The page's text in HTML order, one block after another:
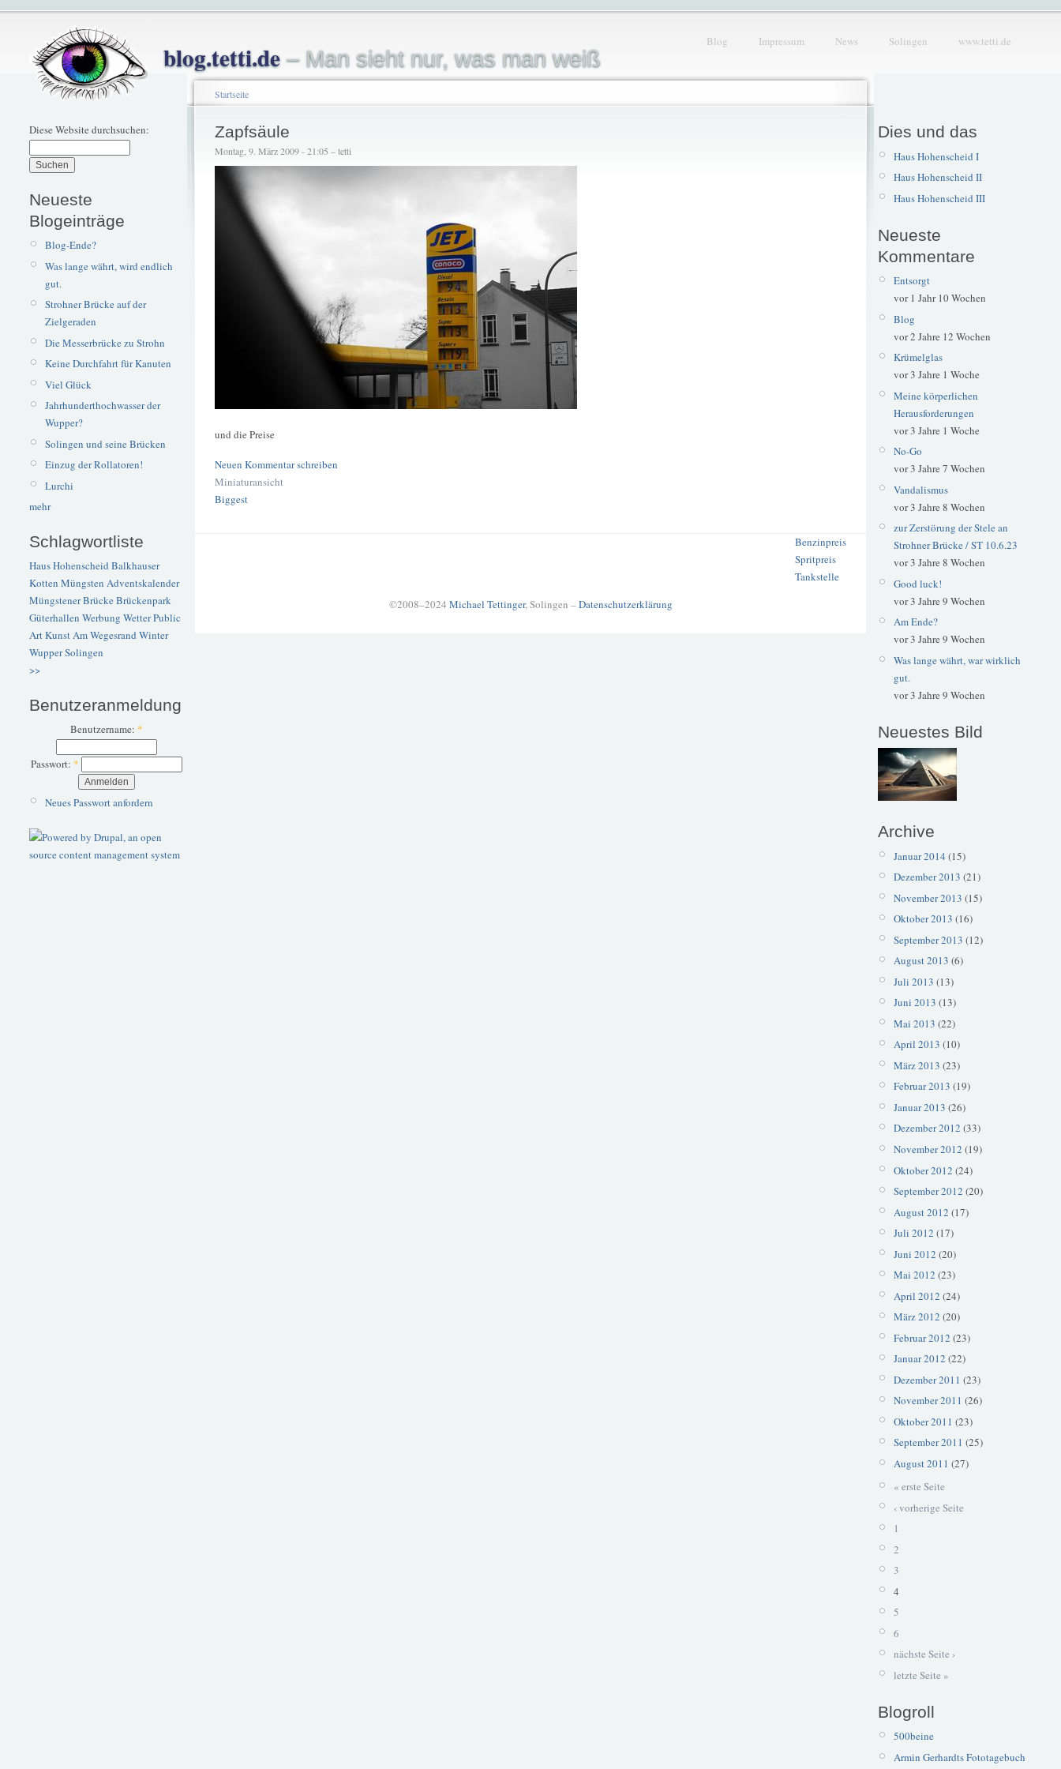
blog.tetti.de– Man sieht nur, was man weiß
Blog Impressum News Solingen www.tetti.de
Diese Website durchsuchen:
Neueste
Blogeinträge
Blog-Ende?
Was lange währt, wird endlich
gut.
Strohner Brücke auf der
Zielgeraden
Die Messerbrücke zu Strohn
Keine Durchfahrt für Kanuten
Viel Glück
Jahrhunderthochwasser der
Wupper?
Solingen und seine Brücken
Einzug der Rollatoren!
Lurchi
mehr
Schlagwortliste
Haus Hohenscheid Balkhauser
Kotten Müngsten Adventskalender
Müngstener BrückeBrückenpark
Güterhallen Werbung WetterPublic
ArtKunstAm Wegesrand Winter
WupperSolingen
>>
Benutzeranmeldung
Benutzername: *
Passwort: *
Neues Passwort anfordern
Startseite
Zapfsäule
Montag, 9. März 2009 - 21:05 – tetti
und die Preise
Neuen Kommentar schreiben
Miniaturansicht
Biggest
Benzinpreis
Spritpreis
Tankstelle
©2008–2024 Michael Tettinger, Solingen –Datenschutzerklärung
Dies und das
Haus Hohenscheid I
Haus Hohenscheid II
Haus Hohenscheid III
Neueste
Kommentare
Entsorgt
vor 1 Jahr 10 Wochen
Blog
vor 2 Jahre 12 Wochen
Krümelglas
vor 3 Jahre 1 Woche
Meine körperlichen
Herausforderungen
vor 3 Jahre 1 Woche
No-Go
vor 3 Jahre 7 Wochen
Vandalismus
vor 3 Jahre 8 Wochen
zur Zerstörung der Stele an
Strohner Brücke / ST 10.6.23
vor 3 Jahre 8 Wochen
Good luck!
vor 3 Jahre 9 Wochen
Am Ende?
vor 3 Jahre 9 Wochen
Was lange währt, war wirklich
gut.
vor 3 Jahre 9 Wochen
Neuestes Bild
Archive
Januar 2014 (15)
Dezember 2013 (21)
November 2013 (15)
Oktober 2013 (16)
September 2013 (12)
August 2013 (6)
Juli 2013 (13)
Juni 2013 (13)
Mai 2013 (22)
April 2013 (10)
März 2013 (23)
Februar 2013 (19)
Januar 2013 (26)
Dezember 2012 (33)
November 2012 (19)
Oktober 2012 (24)
September 2012 (20)
August 2012 (17)
Juli 2012 (17)
Juni 2012 (20)
Mai 2012 (23)
April 2012 (24)
März 2012 (20)
Februar 2012 (23)
Januar 2012 (22)
Dezember 2011 (23)
November 2011 (26)
Oktober 2011 (23)
September 2011 (25)
August 2011 (27)
« erste Seite
‹ vorherige Seite
1
2
3
4
5
6
nächste Seite ›
letzte Seite »
Blogroll
500beine
Armin Gerhardts Fototagebuch